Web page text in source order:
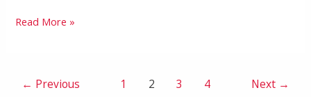
Read More »
← Previous 1 2 3 4 Next →